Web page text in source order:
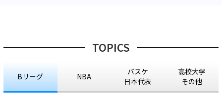
TOPICS
Bリーグ NBA
バスケ
日本代表
高校大学
その他